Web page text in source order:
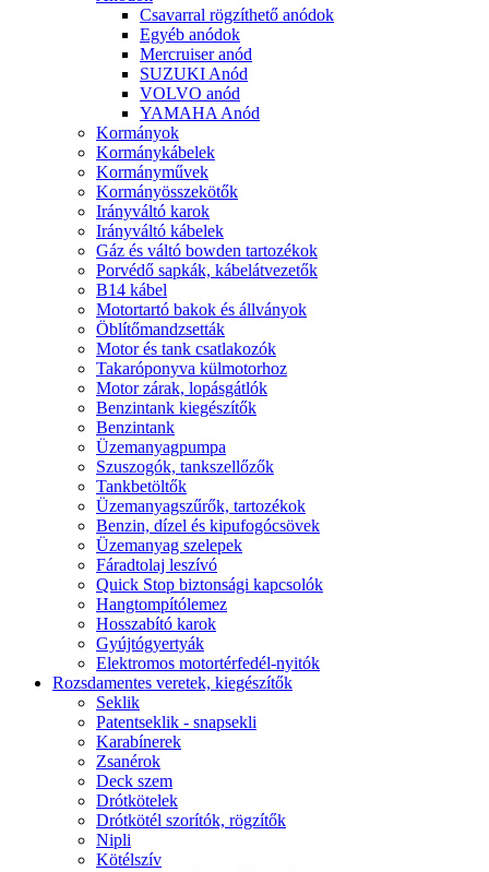
Csavarral rögzíthető anódok
Egyéb anódok
Mercruiser anód
SUZUKI Anód
VOLVO anód
YAMAHA Anód
Kormányok
Kormánykábelek
Kormányművek
Kormányösszekötők
Irányváltó karok
Irányváltó kábelek
Gáz és váltó bowden tartozékok
Porvédő sapkák, kábelátvezetők
B14 kábel
Motortartó bakok és állványok
Öblítőmandzsetták
Motor és tank csatlakozók
Takaróponyva külmotorhoz
Motor zárak, lopásgátlók
Benzintank kiegészítők
Benzintank
Üzemanyagpumpa
Szuszogók, tankszellőzők
Tankbetöltők
Üzemanyagszűrők, tartozékok
Benzin, dízel és kipufogócsövek
Üzemanyag szelepek
Fáradtolaj leszívó
Quick Stop biztonsági kapcsolók
Hangtompítólemez
Hosszabító karok
Gyújtógyertyák
Elektromos motortérfedél-nyitók
Rozsdamentes veretek, kiegészítők
Seklik
Patentseklik - snapsekli
Karabínerek
Zsanérok
Deck szem
Drótkötelek
Drótkötél szorítók, rögzítők
Nipli
Kötélszív